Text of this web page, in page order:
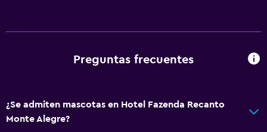
Piscina al aire libre
Accesibilidad y adecuación
Preguntas frecuentes
¿Se admiten mascotas en Hotel Fazenda Recanto
Monte Alegre?